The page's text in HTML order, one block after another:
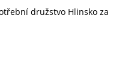
družstvo Hlinsko za